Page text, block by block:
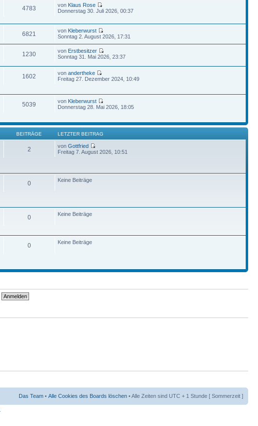
4783 von Klaus Rose
Donnerstag 30. Juli 2026, 00:37
6821 von Kleberwurst
Sonntag 2. August 2026, 17:31
1230 von Erstbesitzer
Sonntag 31. Mai 2026, 23:37
1602 vonandertheke
Freitag 27. Dezember 2024, 10:49
5039 von Kleberwurst
Donnerstag 28. Mai 2026, 18:05
BEITRÄGE LETZTER BEITRAG
2 vonGottfried
Freitag 7. August 2026, 10:51
0 Keine Beiträge
0 Keine Beiträge
0 Keine Beiträge
Das Team • Alle Cookies des Boards löschen • Alle Zeiten sind UTC + 1 Stunde [ Sommerzeit ]